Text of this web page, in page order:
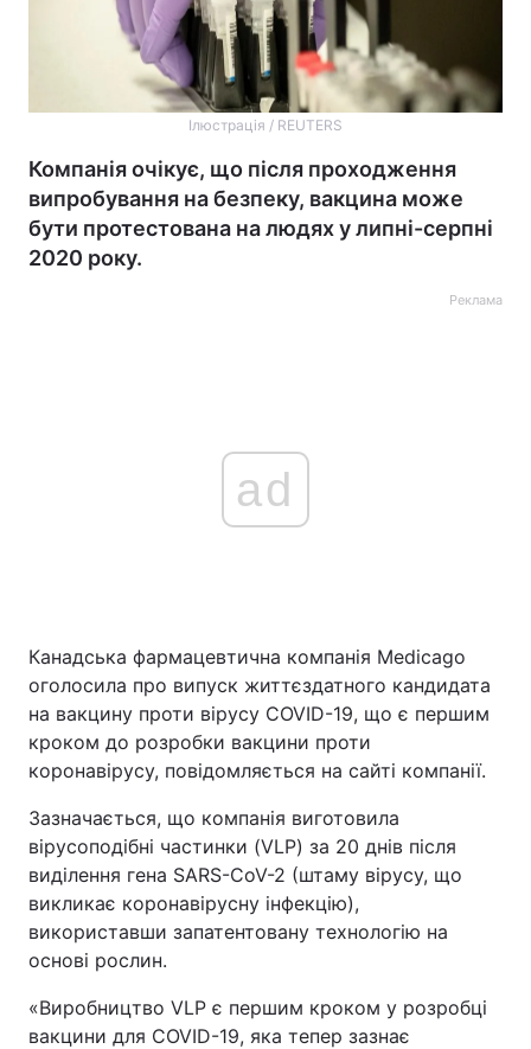
Головна Війна
Україна Політика
Економіка
Спорт Наука
Техно і зв'язок Лайт
Зброя Інциденти
Здоров'я
Цікавинки Погода
Ілюстрація / REUTERS
Компанія очікує, що після проходження
випробування на безпеку, вакцина може
бути протестована на людях у липні-серпні
2020 року.
Реклама
ad
Канадська фармацевтична компанія Medicago
оголосила про випуск життєздатного кандидата
на вакцину проти вірусу COVID-19, що є першим
кроком до розробки вакцини проти
коронавірусу, повідомляється на сайті компанії.
Зазначається, що компанія виготовила
вірусоподібні частинки (VLP) за 20 днів після
виділення гена SARS-CoV-2 (штаму вірусу, що
викликає коронавірусну інфекцію),
використавши запатентовану технологію на
основі рослин.
«Виробництво VLP є першим кроком у розробці
вакцини для COVID-19, яка тепер зазнає